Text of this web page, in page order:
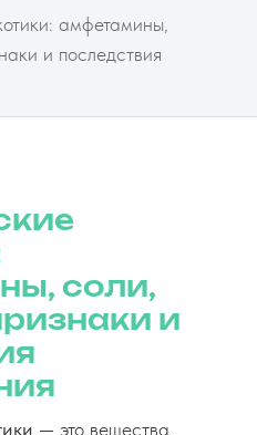
амфетамины,
и последствия
соли,
и
— это вещества,